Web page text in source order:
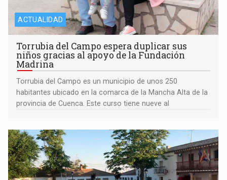
ACTUALIDAD
Torrubia del Campo espera duplicar sus
niños gracias al apoyo de la Fundación
Madrina
Torrubia del Campo es un municipio de unos 250
habitantes ubicado en la comarca de la Mancha Alta de la
provincia de Cuenca. Este curso tiene nueve al